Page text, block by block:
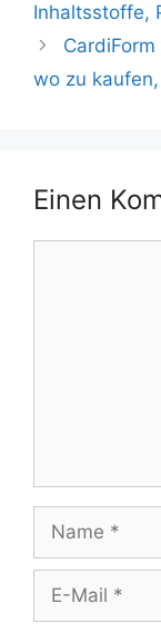
Inhaltsstoffe,
wo zu
Einen
Name